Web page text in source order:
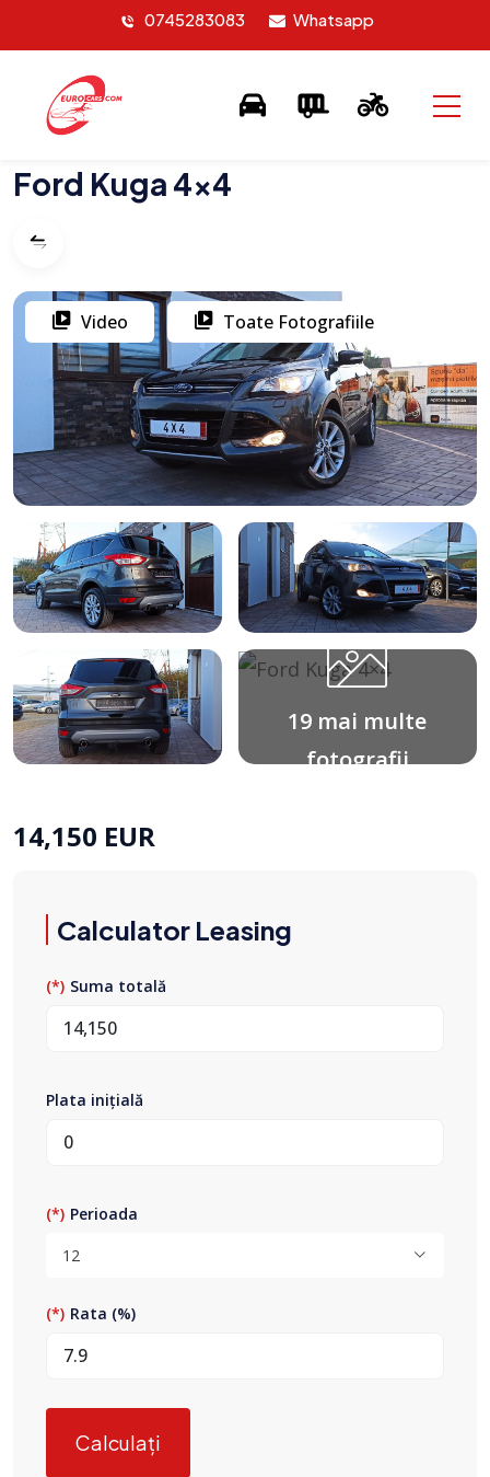
0745283083 Whatsapp
Ford Kuga 4×4
Video Toate Fotografiile
19 mai multe
fotografii
14,150 EUR
Calculator Leasing
Suma totală
Plata inițială
Perioada
12
Rata (%)
Calculați